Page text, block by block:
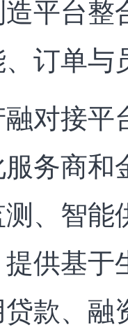
平台整
订单与
融对接
务商和
、智能
供基于
款、融